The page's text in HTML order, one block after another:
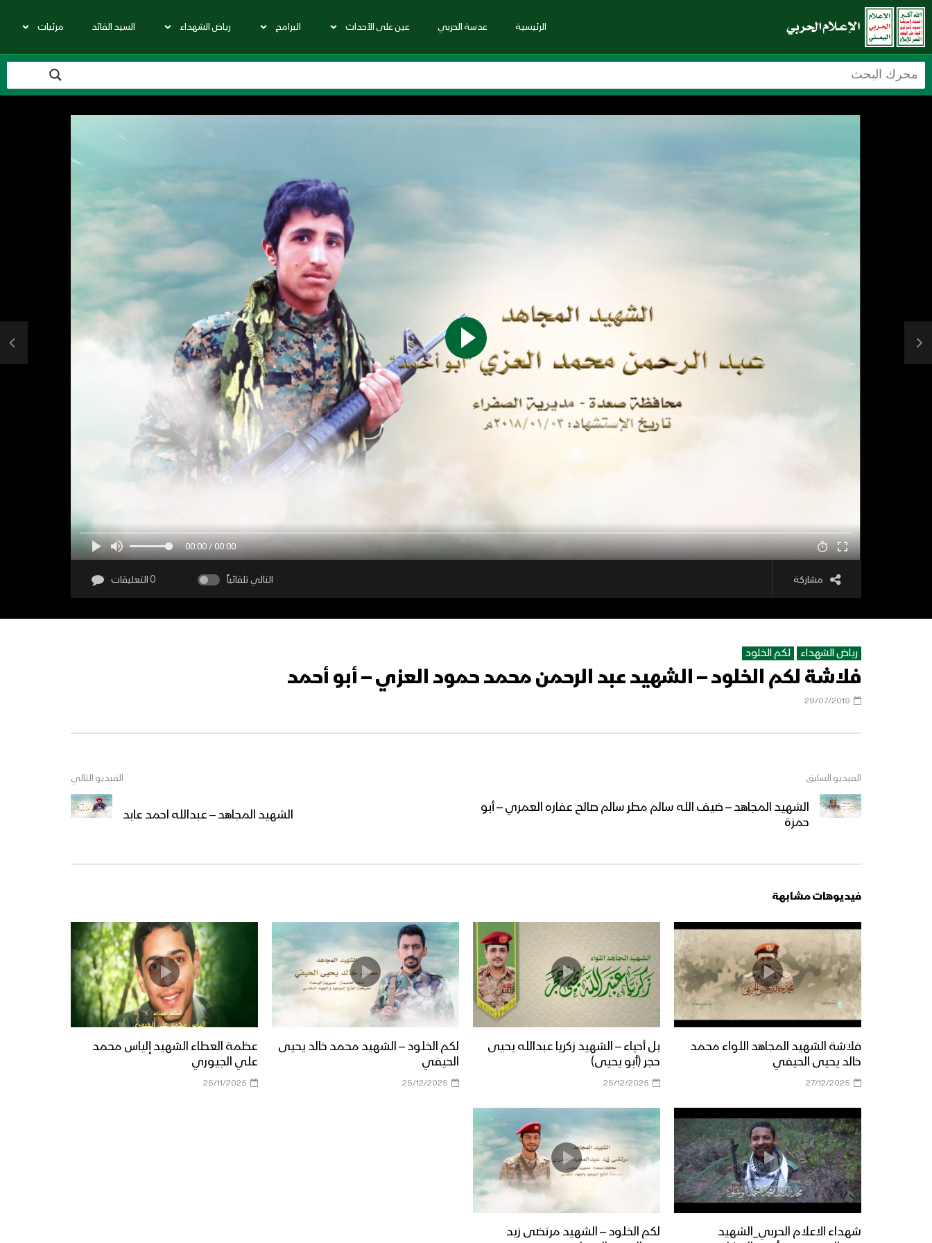
الرئيسية عدسة الحربي عين على الأحداث البرامج رياض الشهداء السيد القائد مرئيات
00:00 / 00:00
مشاركة التالي تلقائياً 0 التعليقات
رياض الشهداء لكم الخلود
فلاشة لكم الخلود – الشهيد عبد الرحمن محمد حمود العزي – أبو أحمد
29/07/2019
الفيديو السابق
الشهيد المجاهد – ضيف الله سالم مطر سالم صالح عفاره العمري – أبو
حمزة
الفيديو التالي
الشهيد المجاهد – عبدالله احمد عابد
فيديوهات مشابهة
فلاشة الشهيد المجاهد اللواء محمد
خالد يحيى الحيفي
27/12/2025
بل أحياء – الشهيد زكريا عبدالله يحيى
حجر (أبو يحيى)
25/12/2025
لكم الخلود – الشهيد محمد خالد يحيى
الحيفي
25/12/2025
عظمة العطاء الشهيد إلياس محمد
علي الجيوري
25/11/2025
شهداء الاعلام الحربي_الشهيد
لكم الخلود – الشهيد مرتضى زيد